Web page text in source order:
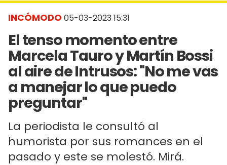
INCÓMODO 05-03-2023 15:31
El tenso momento entre
Marcela Tauro y Martín Bossi
al aire de Intrusos: "No me vas
a manejar lo que puedo
preguntar"
La periodista le consultó al
humorista por sus romances en el
pasado y este se molestó. Mirá.